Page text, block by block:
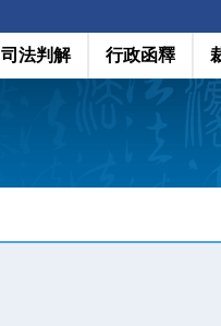
司法判解 行政函釋